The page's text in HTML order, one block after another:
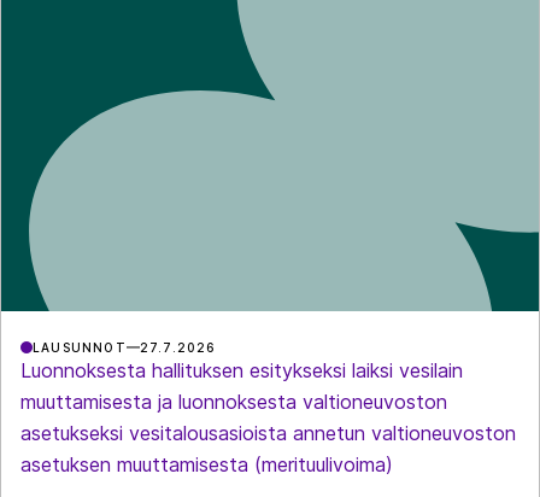
LAUSUNNOT 27.7.2026
Luonnoksesta hallituksen esitykseksi laiksi vesilain
muuttamisesta ja luonnoksesta valtioneuvoston
asetukseksi vesitalousasioista annetun valtioneuvoston
asetuksen muuttamisesta (merituulivoima)